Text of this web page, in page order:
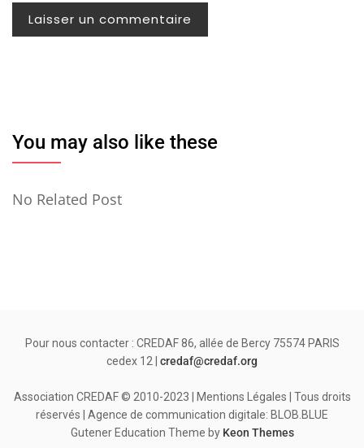
You may also like these
No Related Post
Pour nous contacter : CREDAF 86, allée de Bercy 75574 PARIS
cedex 12 | credaf@credaf.org
Association CREDAF © 2010-2023 | Mentions Légales | Tous droits
réservés | Agence de communication digitale: BLOB.BLUE
Gutener Education Theme by Keon Themes